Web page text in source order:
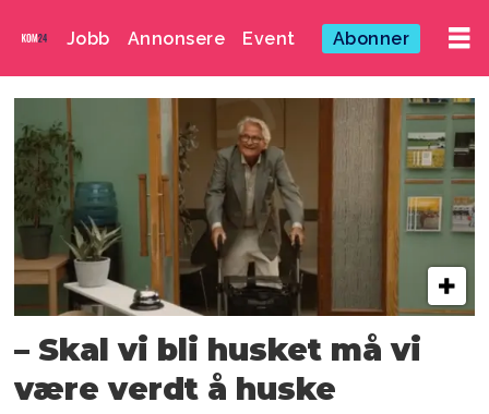
Jobb Annonsere Event Abonner
Emne:
naf
– Skal vi bli husket må vi
være verdt å huske